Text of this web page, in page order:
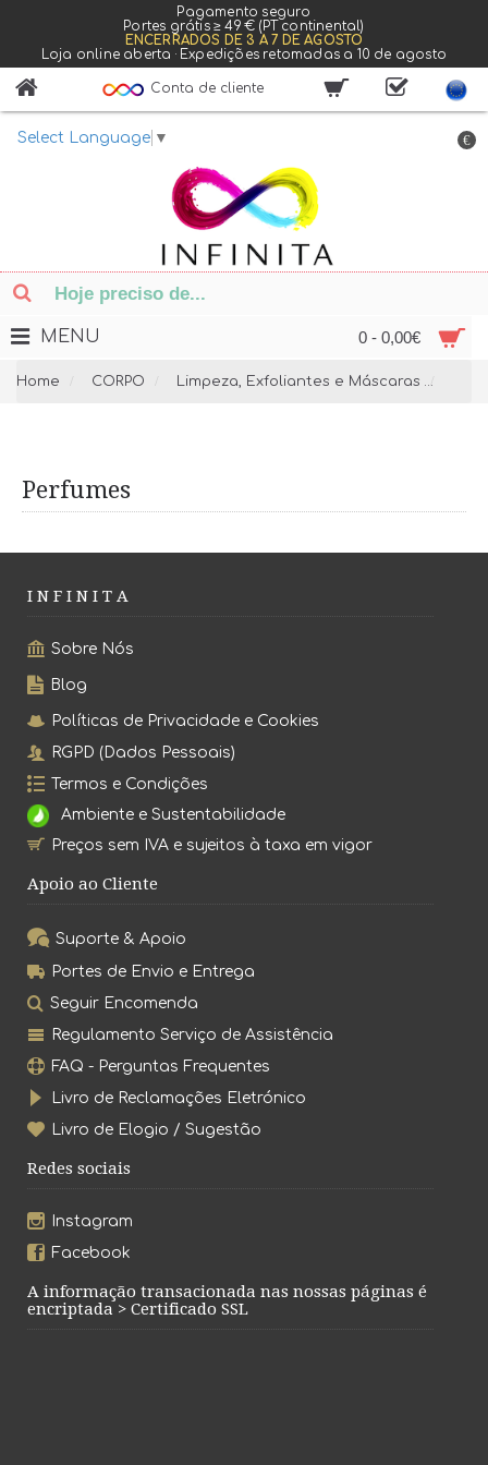
Pagamento seguro
Portes grátis ≥ 49 € (PT continental)
ENCERRADOS DE 3 A 7 DE AGOSTO
Loja online aberta · Expedições retomadas a 10 de agosto
Select Language ▼
Conta de cliente
€
0 - 0,00€
MENU
Home CORPO Limpeza, Exfoliantes e Máscaras
Perfumes
I N F I N I T A
Sobre Nós
Blog
Políticas de Privacidade e Cookies
RGPD (Dados Pessoais)
Termos e Condições
Ambiente e Sustentabilidade
Preços sem IVA e sujeitos à taxa em vigor
Apoio ao Cliente
Suporte & Apoio
Portes de Envio e Entrega
Seguir Encomenda
Regulamento Serviço de Assistência
FAQ - Perguntas Frequentes
Livro de Reclamações Eletrónico
Livro de Elogio / Sugestão
Redes sociais
Instagram
Facebook
A informação transacionada nas nossas páginas é
encriptada > Certificado SSL